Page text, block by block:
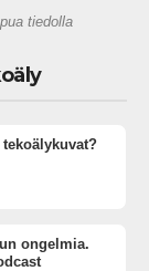
tiedolla
ongelmia.